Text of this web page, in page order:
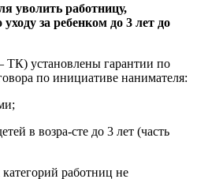
уволить работницу,
за ребенком до 3 лет до
ТК) установлены гарантии по
по инициативе нанимателя:
в возра-сте до 3 лет (часть
работниц не